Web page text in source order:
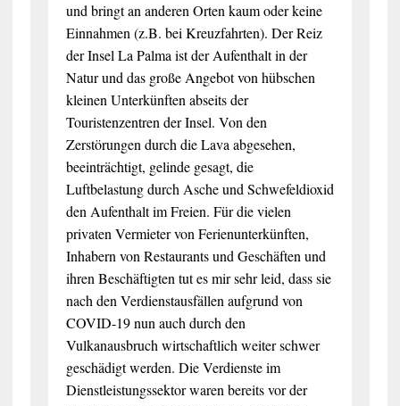
und bringt an anderen Orten kaum oder keine
Einnahmen (z.B. bei Kreuzfahrten). Der Reiz
der Insel La Palma ist der Aufenthalt in der
Natur und das große Angebot von hübschen
kleinen Unterkünften abseits der
Touristenzentren der Insel. Von den
Zerstörungen durch die Lava abgesehen,
beeinträchtigt, gelinde gesagt, die
Luftbelastung durch Asche und Schwefeldioxid
den Aufenthalt im Freien. Für die vielen
privaten Vermieter von Ferienunterkünften,
Inhabern von Restaurants und Geschäften und
ihren Beschäftigten tut es mir sehr leid, dass sie
nach den Verdienstausfällen aufgrund von
COVID-19 nun auch durch den
Vulkanausbruch wirtschaftlich weiter schwer
geschädigt werden. Die Verdienste im
Dienstleistungssektor waren bereits vor der